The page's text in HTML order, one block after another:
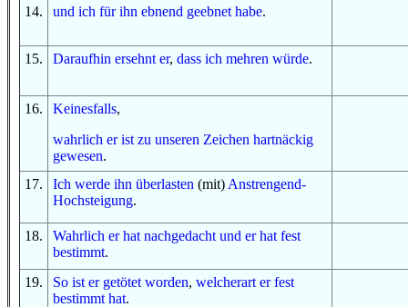
14. und ich für ihn ebnend geebnet habe.
15. Daraufhin ersehnt er, dass ich mehren würde.
16. Keinesfalls,
wahrlich er ist zu unseren Zeichen hartnäckig
gewesen.
17. Ich werde ihn überlasten (mit) Anstrengend-
Hochsteigung.
18. Wahrlich er hat nachgedacht und er hat fest
bestimmt.
19. So ist er getötet worden, welcherart er fest
bestimmt hat.